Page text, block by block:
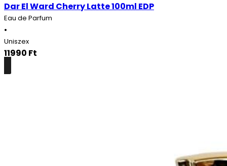
Dar El Ward Cherry Latte 100ml EDP
Eau de Parfum
•
Uniszex
11990 Ft
Részletek